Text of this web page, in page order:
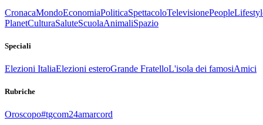
CronacaMondoEconomiaPoliticaSpettacoloTelevisionePeople
PlanetCulturaSaluteScuolaAnimaliSpazio
Speciali
Elezioni ItaliaElezioni esteroGrande FratelloL'isola dei famosiAmici
Rubriche
Oroscopo#tgcom24amarcord